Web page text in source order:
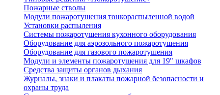
Пожарные стволы
Модули пожаротушения тонкораспыленной водой
Установки распыления
Системы пожаротушения кухонного оборудования
Оборудование для аэрозольного пожаротушения
Оборудование для газового пожаротушения
Модули и элементы пожаротушения для 19" шкафов
Средства защиты органов дыхания
Журналы, знаки и плакаты пожарной безопасности и
охраны труда